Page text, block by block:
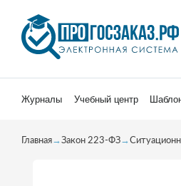
Журналы Учебный центр
Главная→Закон 223-ФЗ→